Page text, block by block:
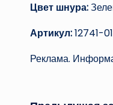
Цвет шнура:
Артикул:12741-
Реклама.